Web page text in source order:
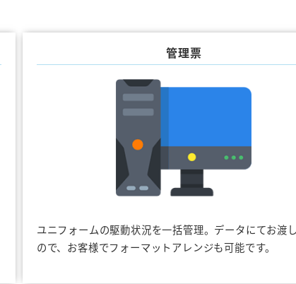
管理票
ユニフォームの駆動状況を一括管理。データにてお渡
ので、お客様でフォーマットアレンジも可能です。